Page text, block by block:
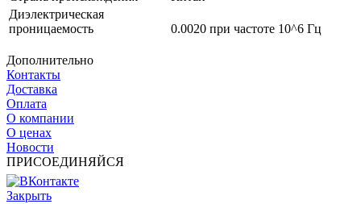
Диэлектрическая
проницаемость
0.0020 при частоте 10^6 Гц
Дополнительно
Контакты
Доставка
Оплата
О компании
О ценах
Новости
ПРИСОЕДИНЯЙСЯ
Закрыть